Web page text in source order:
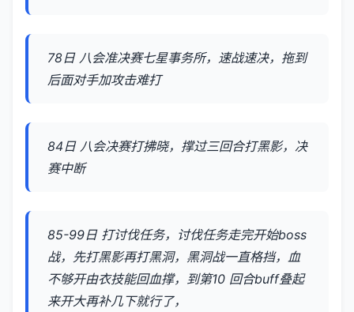
78日 八会准决赛七星事务所，速战速决，拖到
后面对手加攻击难打
84日 八会决赛打拂晓，撑过三回合打黑影，决
赛中断
85-99日 打讨伐任务，讨伐任务走完开始boss
战，先打黑影再打黑洞，黑洞战一直格挡，血
不够开由衣技能回血撑，到第10 回合buff叠起
来开大再补几下就行了，